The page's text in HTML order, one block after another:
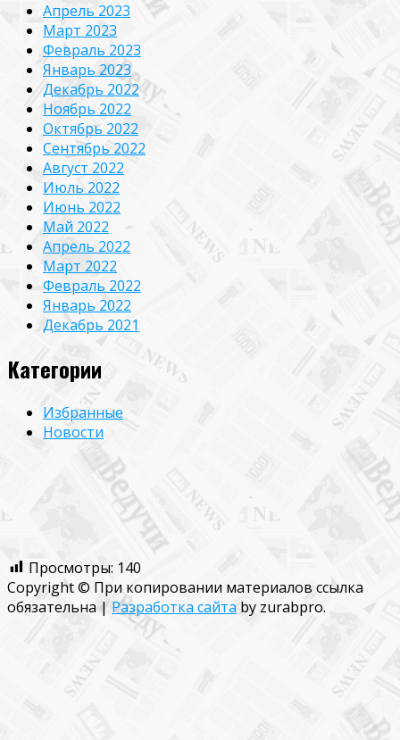
Апрель 2023
Март 2023
Февраль 2023
Январь 2023
Декабрь 2022
Ноябрь 2022
Октябрь 2022
Сентябрь 2022
Август 2022
Июль 2022
Июнь 2022
Май 2022
Апрель 2022
Март 2022
Февраль 2022
Январь 2022
Декабрь 2021
Категории
Избранные
Новости
Просмотры: 140
Copyright © При копировании материалов ссылка
обязательна|Разработка сайта by zurabpro.